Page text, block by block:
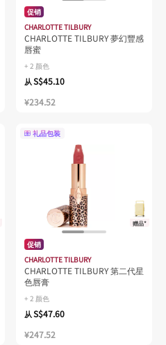
促销
CHARLOTTE TILBURY
CHARLOTTE TILBURY 夢幻豐感
唇蜜
+ 2 颜色
从S$45.10
¥234.52
礼品包装
赠品*
促销
CHARLOTTE TILBURY
CHARLOTTE TILBURY 第二代星
色唇膏
+ 2 颜色
从S$47.60
¥247.52